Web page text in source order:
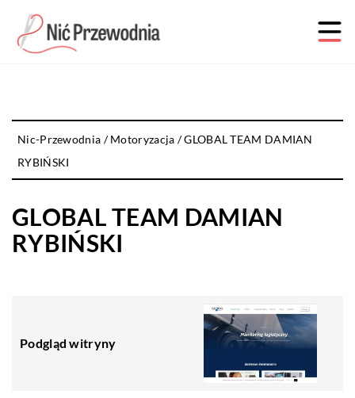
Nic-Przewodnia /Motoryzacja /GLOBAL TEAM DAMIAN
RYBIŃSKI
GLOBAL TEAM DAMIAN
RYBIŃSKI
Podgląd witryny